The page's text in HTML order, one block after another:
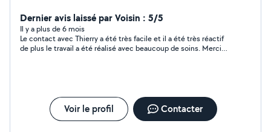
courses..
Dernier avis laissé par Voisin : 5/5
Il y a plus de 6 mois
Le contact avec Thierry a été très facile et il a été très réactif
de plus le travail a été réalisé avec beaucoup de soins. Merci
Voir le profil Contacter